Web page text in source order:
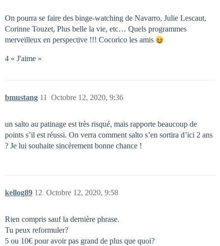
On pourra se faire des binge-watching de Navarro, Julie Lescaut,
Corinne Touzet, Plus belle la vie, etc… Quels programmes
merveilleux en perspective !!! Cocorico les amis
4 « J'aime »
bmustang Octobre 12, 2020, 9:36
11
un salto au patinage est très risqué, mais rapporte beaucoup de
points s’il est réussi. On verra comment salto s’en sortira d’ici 2 ans
? Je lui souhaite sincèrement bonne chance !
kellog89 Octobre 12, 2020, 9:58
12
Rien compris sauf la dernière phrase.
Tu peux reformuler?
5 ou 10€ pour avoir pas grand de plus que quoi?